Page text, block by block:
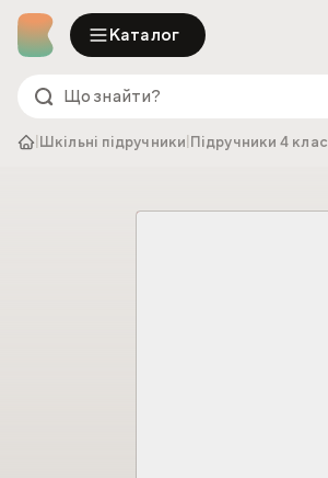
Каталог
Шкільні підручники Підручники 4 клас